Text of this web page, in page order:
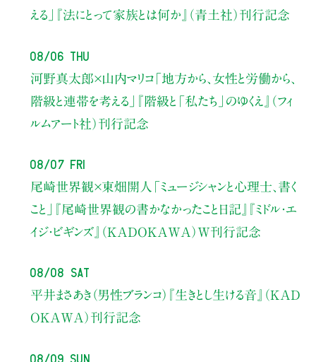
える」
『法にとって家族とは何か』（青土社）刊行記念
08/06 Thu
河野真太郎×山内マリコ「地方から、女性と労働から、
階級と連帯を考える」
『階級と「私たち」のゆくえ』（フィ
ルムアート社）刊行記念
08/07 Fri
尾崎世界観×東畑開人
「ミュージシャンと心理士、書く
こと」
『尾崎世界観の書かなかったこと日記』『ミドル・エ
イジ・ビギンズ』（KADOKAWA）W刊行記念
08/08 Sat
平井まさあき（男性ブランコ）
『生きとし生ける音』（KAD
OKAWA）刊行記念
08/09 Sun